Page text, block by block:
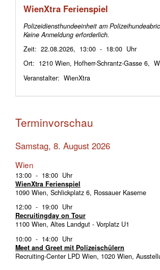
WienXtra Ferienspiel
Polizeidiensthundeeinheit am
Keine Anmeldung erforderlich.
Zeit: 22.08.2026, 13:00 - 18:00 Uhr
Ort: 1210 Wien, Hofherr-Schrantz-Gasse 6,
Veranstalter: WienXtra
Terminvorschau
Samstag, 8. August 2026
Wien
13:00 - 18:00 Uhr
WienXtra Ferienspiel
1090 Wien, Schlickplatz 6, Rossauer Kaserne
12:00 - 19:00 Uhr
Recruitingday on Tour
1100 Wien, Altes Landgut - Vorplatz U1
10:00 - 14:00 Uhr
Meet and Greet mit Polizeischülern
Recruiting-Center LPD Wien, 1020 Wien,